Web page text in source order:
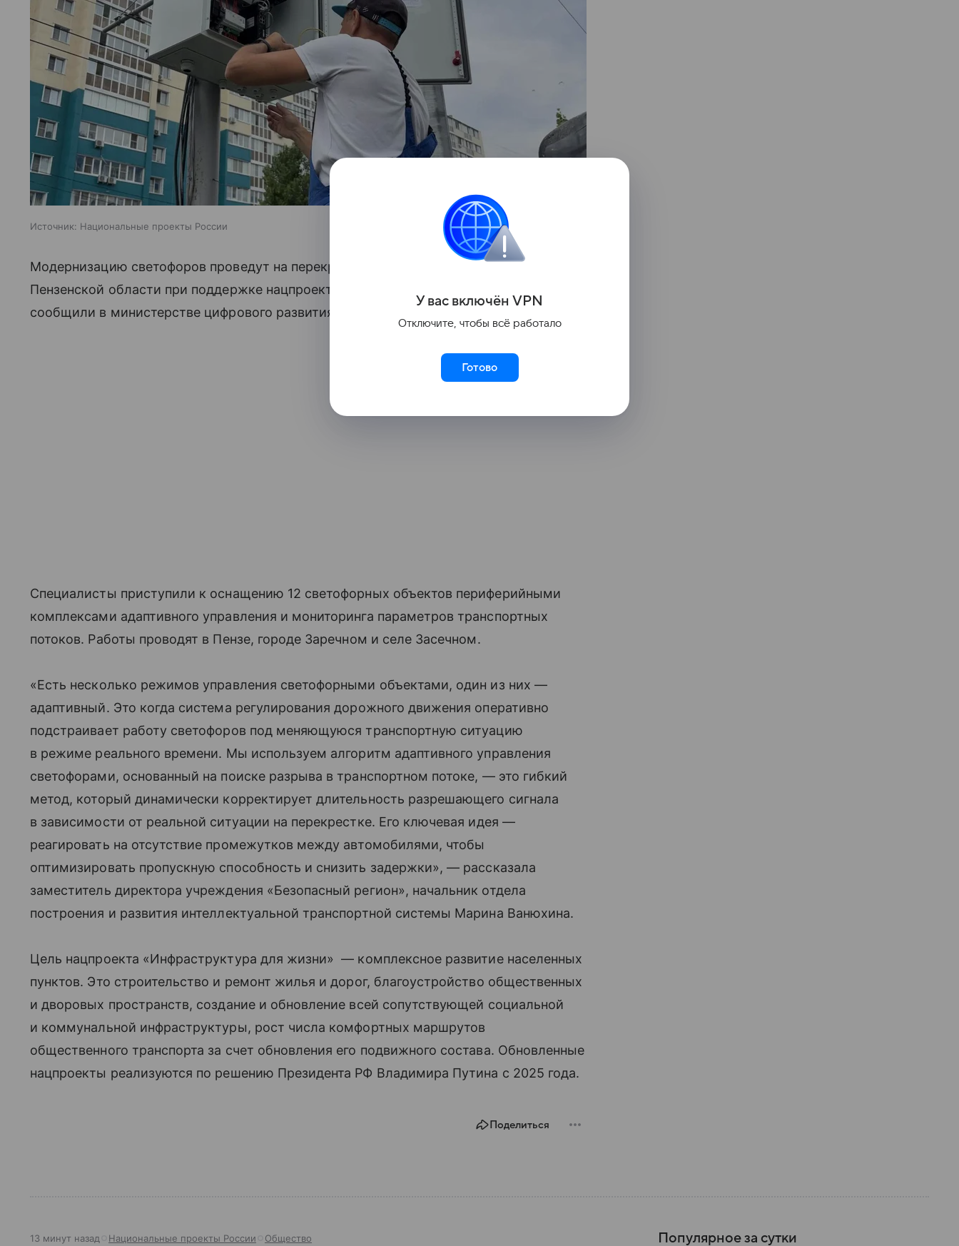
Источник: Национальные проекты России
Модернизацию светофоров проведут на перекрестках трех населенных пунктов
Пензенской области при поддержке нацпроекта «Инфраструктура для жизни»,
сообщили в министерстве цифрового развития и связи региона.
Специалисты приступили к оснащению 12 светофорных объектов периферийными
комплексами адаптивного управления и мониторинга параметров транспортных
потоков. Работы проводят в Пензе, городе Заречном и селе Засечном.
«Есть несколько режимов управления светофорными объектами, один из них —
адаптивный. Это когда система регулирования дорожного движения оперативно
подстраивает работу светофоров под меняющуюся транспортную ситуацию
в режиме реального времени. Мы используем алгоритм адаптивного управления
светофорами, основанный на поиске разрыва в транспортном потоке, — это гибкий
метод, который динамически корректирует длительность разрешающего сигнала
в зависимости от реальной ситуации на перекрестке. Его ключевая идея —
реагировать на отсутствие промежутков между автомобилями, чтобы
оптимизировать пропускную способность и снизить задержки», — рассказала
заместитель директора учреждения «Безопасный регион», начальник отдела
построения и развития интеллектуальной транспортной системы Марина Ванюхина.
Цель нацпроекта «Инфраструктура для жизни» — комплексное развитие населенных
пунктов. Это строительство и ремонт жилья и дорог, благоустройство общественных
и дворовых пространств, создание и обновление всей сопутствующей социальной
и коммунальной инфраструктуры, рост числа комфортных маршрутов
общественного транспорта за счет обновления его подвижного состава. Обновленные
нацпроекты реализуются по решению Президента РФ Владимира Путина с 2025 года.
Поделиться
13 минут назад Национальные проекты России Общество Популярное за сутки
У вас включён VPN
Отключите, чтобы всё работало
Готово